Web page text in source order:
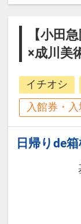
【小田
×成川美
イチオシ
入館券・入
日帰りde